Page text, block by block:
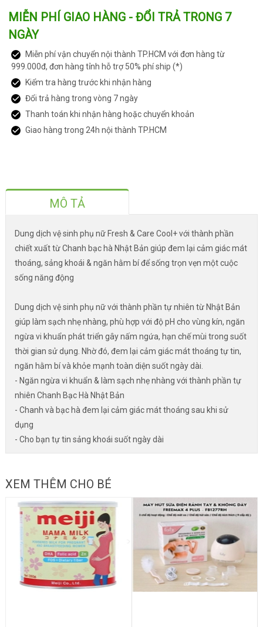
MIỄN PHÍ GIAO HÀNG - ĐỔI TRẢ TRONG 7
NGÀY
Miễn phí vận chuyển nội thành TP.HCM với đơn hàng từ
999.000đ, đơn hàng tỉnh hỗ trợ 50% phí ship (*)
Kiểm tra hàng trước khi nhận hàng
Đổi trả hàng trong vòng 7 ngày
Thanh toán khi nhận hàng hoặc chuyển khoản
Giao hàng trong 24h nội thành TP.HCM
MÔ TẢ
Dung dịch vệ sinh phụ nữ Fresh & Care Cool+ với thành phần
chiết xuất từ Chanh bạc hà Nhật Bản giúp đem lại cảm giác mát
thoáng, sảng khoái & ngăn hằm bí để sống trọn vẹn một cuộc
sống năng động
Dung dịch vệ sinh phụ nữ với thành phần tự nhiên từ Nhật Bản
giúp làm sạch nhẹ nhàng, phù hợp với độ pH cho vùng kín, ngăn
ngừa vi khuẩn phát triển gây nấm ngứa, hạn chế mùi trong suốt
thời gian sử dụng. Nhờ đó, đem lại cảm giác mát thoáng tự tin,
ngăn hằm bí và khỏe mạnh toàn diện suốt ngày dài.
- Ngăn ngừa vi khuẩn & làm sạch nhẹ nhàng với thành phần tự
nhiên Chanh Bạc Hà Nhật Bản
- Chanh và bạc hà đem lại cảm giác mát thoáng sau khi sử
dụng
- Cho bạn tự tin sảng khoái suốt ngày dài
XEM THÊM CHO BÉ